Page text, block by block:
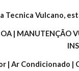
Tecnica Vulcano,
| MANUTENÇÃO
| Ar Condicionado